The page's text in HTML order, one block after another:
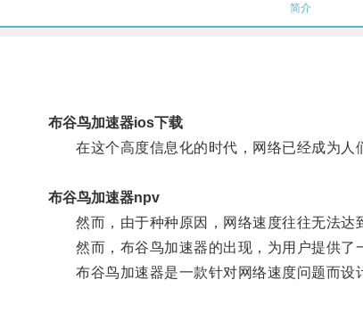
简介
布谷鸟加速器ios下载
在这个高度信息化的时代，网络已经成为人
布谷鸟加速器npv
然而，由于种种原因，网络速度往往无法达
然而，布谷鸟加速器的出现，为用户提供了
布谷鸟加速器是一款针对网络速度问题而设